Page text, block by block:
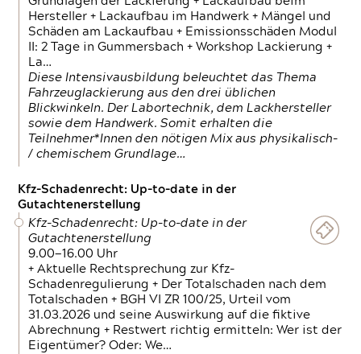
Hersteller + Lackaufbau im Handwerk + Mängel und
Schäden am Lackaufbau + Emissionsschäden Modul
II: 2 Tage in Gummersbach + Workshop Lackierung +
La…
Diese Intensivausbildung beleuchtet das Thema
Fahrzeuglackierung aus den drei üblichen
Blickwinkeln. Der Labortechnik, dem Lackhersteller
sowie dem Handwerk. Somit erhalten die
Teilnehmer*Innen den nötigen Mix aus physikalisch-
/ chemischem Grundlage…
Kfz-Schadenrecht: Up-to-date in der
Gutachtenerstellung
Kfz-Schadenrecht: Up-to-date in der
Gutachtenerstellung
9.00—16.00 Uhr
+ Aktuelle Rechtsprechung zur Kfz-
Schadenregulierung + Der Totalschaden nach dem
Totalschaden + BGH VI ZR 100/25, Urteil vom
31.03.2026 und seine Auswirkung auf die fiktive
Abrechnung + Restwert richtig ermitteln: Wer ist der
Eigentümer? Oder: We…